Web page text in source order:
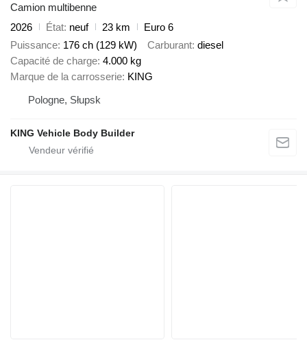
Camion multibenne
2026
État neuf 23 km
Euro 6
Puissance 176 ch (129 kW) Carburant diesel
Capacité de charge 4.000 kg
Marque de la carrosserie KING
Pologne, Słupsk
KING Vehicle Body Builder